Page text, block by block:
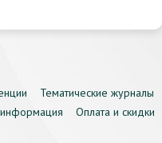
Тематические журналы
Оплата и скидки